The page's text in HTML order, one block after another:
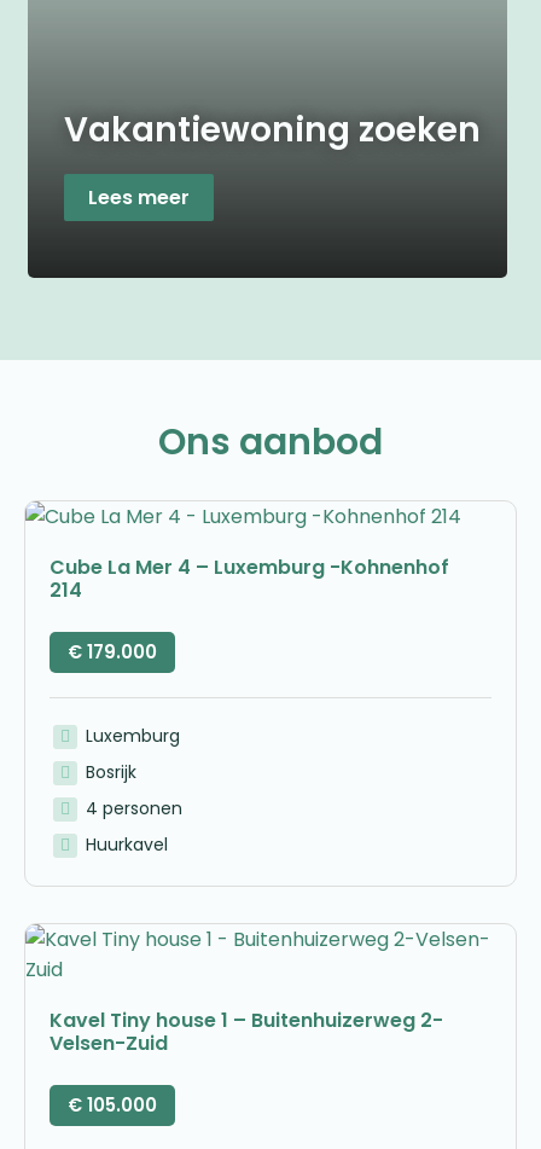
Vakantiewoning zoeken
Lees meer
Ons aanbod
Cube La Mer 4 – Luxemburg -Kohnenhof
214
€179.000
Luxemburg
Bosrijk
4 personen
Huurkavel
Kavel Tiny house 1 – Buitenhuizerweg 2-
Velsen-Zuid
€105.000